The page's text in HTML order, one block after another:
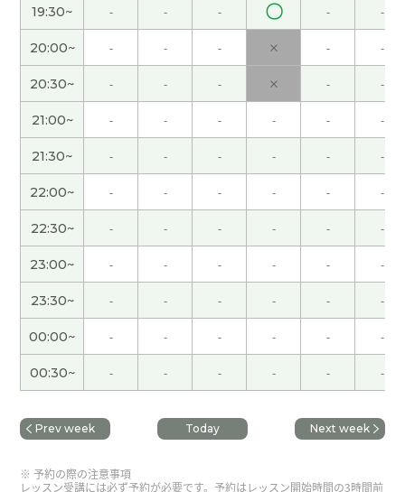
没上课了。但是最近越来越暖和，所以我的腰好
了。再见会时我期待💛💛💛( 女性 )
谢谢你还记我的情况得！对对对。上课以后我渐渐
有多学中文。怎么样呢？ 下次再见！加油！( 50代
男性 )
谢谢飞老师给我昨晚的上课！每次上飞老师的课我
都很开心！！ 我很高兴我的发音和听力越来越好了
☺️ 我也觉得我的发音和回答都进步了。我对自己有
信心了。 我以后会继续和飞老师一起努力学中文😀
对了，推荐哪本书我想了很久。 我有很多日本历史
的书，有难的，也有简单的。但是我最推荐的书是
日本历史入门书。 这本书不难，看起来很简单和很
有意思。 我很期待下次的课，我和飞老师一起学习
中文，非常有意思和很开心😝 但是我知道的单词太
少了，我想说的话说不出来。 我会努力记单词的！
飞老师，下次见！！( 20代 男性 )
三年前您写的那个声音日记，真的和现在的情况一
路公司的车费又要上涨。） 但我不打算买彩票，毕
19:30~ - - - 〇 - -
20:00~ - - - × - -
20:30~ - - - × - -
21:00~ - - - - - -
21:30~ - - - - - -
22:00~ - - - - - -
22:30~ - - - - - -
23:00~ - - - - - -
23:30~ - - - - - -
00:00~ - - - - - -
00:30~ - - - - - -
Prev week Today Next week
予約の際の注意事項
レッスン受講には必ず予約が必要です。予約はレッスン開始時間の3時間前